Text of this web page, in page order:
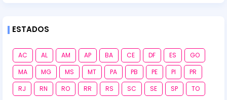
ESTADOS
AC AL AM AP BA CE DF ES
GO
MA
MG MS MT PA PB PE PI
PR
RJ
RN RO RR RS SC SE SP TO